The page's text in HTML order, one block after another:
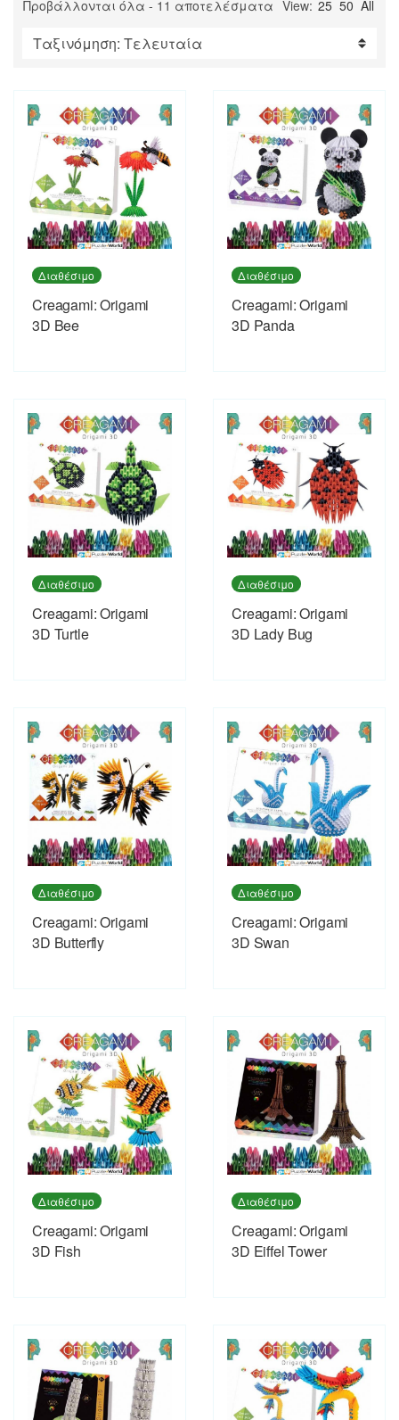
Προβάλλονται όλα - 11 αποτελέσματα Sorted
View: 25 50 All
Διαθέσιμο
Creagami: Origami
3D Bee
Διαθέσιμο
Creagami: Origami
3D Panda
Διαθέσιμο
Creagami: Origami
3D Turtle
Διαθέσιμο
Creagami: Origami
3D Lady Bug
Διαθέσιμο
Creagami: Origami
3D Butterfly
Διαθέσιμο
Creagami: Origami
3D Swan
Διαθέσιμο
Creagami: Origami
3D Fish
Διαθέσιμο
Creagami: Origami
3D Eiffel Tower